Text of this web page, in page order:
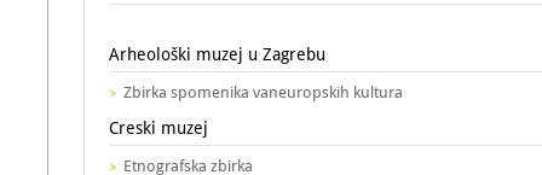
Arheološki muzej u Zagrebu
Zbirka spomenika vaneuropskih kultura
Creski muzej
Etnografska zbirka